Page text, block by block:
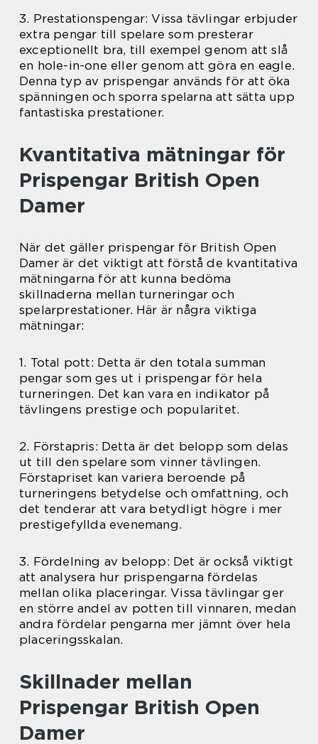
3. Prestationspengar: Vissa tävlingar erbjuder
extra pengar till spelare som presterar
exceptionellt bra, till exempel genom att slå
en hole-in-one eller genom att göra en eagle.
Denna typ av prispengar används för att öka
spänningen och sporra spelarna att sätta upp
fantastiska prestationer.
Kvantitativa mätningar för
Prispengar British Open
Damer
När det gäller prispengar för British Open
Damer är det viktigt att förstå de kvantitativa
mätningarna för att kunna bedöma
skillnaderna mellan turneringar och
spelarprestationer. Här är några viktiga
mätningar:
1. Total pott: Detta är den totala summan
pengar som ges ut i prispengar för hela
turneringen. Det kan vara en indikator på
tävlingens prestige och popularitet.
2. Förstapris: Detta är det belopp som delas
ut till den spelare som vinner tävlingen.
Förstapriset kan variera beroende på
turneringens betydelse och omfattning, och
det tenderar att vara betydligt högre i mer
prestigefyllda evenemang.
3. Fördelning av belopp: Det är också viktigt
att analysera hur prispengarna fördelas
mellan olika placeringar. Vissa tävlingar ger
en större andel av potten till vinnaren, medan
andra fördelar pengarna mer jämnt över hela
placeringsskalan.
Skillnader mellan
Prispengar British Open
Damer